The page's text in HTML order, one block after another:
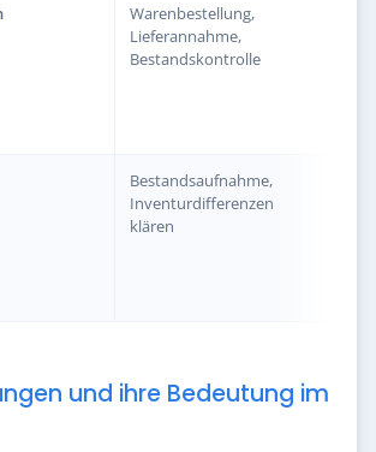
Warenbestellung,
Lieferannahme,
Bestandskontrolle
Bestandsaufnahme,
Inventurdifferenzen
klären
und ihre Bedeutung im